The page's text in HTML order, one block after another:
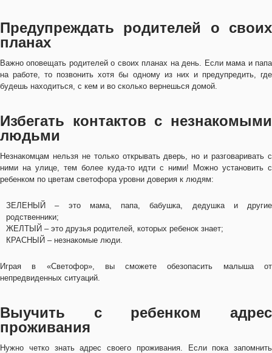
Предупреждать родителей о своих
планах
Важно оповещать родителей о своих планах на день. Если мама и папа
на работе, то позвонить хотя бы одному из них и предупредить, где
будешь находиться, с кем и во сколько вернешься домой.
Избегать контактов с незнакомыми
людьми
Незнакомцам нельзя не только открывать дверь, но и разговаривать с
ними на улице, тем более куда-то идти с ними! Можно установить с
ребенком по цветам светофора уровни доверия к людям:
ЗЕЛЕНЫЙ – это мама, папа, бабушка, дедушка и другие
родственники;
ЖЕЛТЫЙ – это друзья родителей, которых ребенок знает;
КРАСНЫЙ – незнакомые люди.
Играя в «Светофор», вы сможете обезопасить малыша от
непредвиденных ситуаций.
Выучить с ребенком адрес
проживания
Нужно четко знать адрес своего проживания. Если пока запомнить